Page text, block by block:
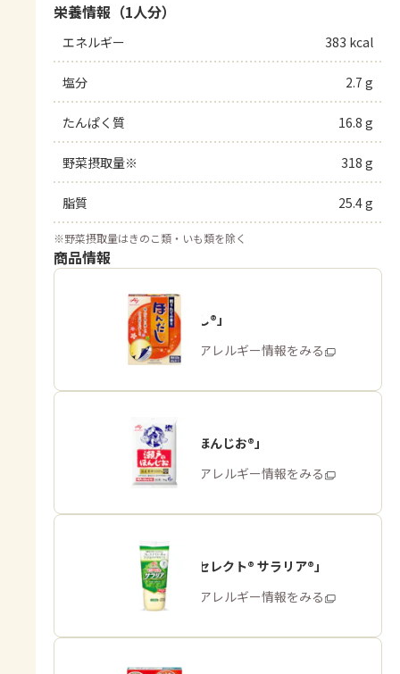
栄養情報（1人分）
エネルギー 383 kcal
塩分 2.7 g
たんぱく質 16.8 g
野菜摂取量※ 318 g
脂質 25.4 g
※野菜摂取量はきのこ類・いも類を除く
商品情報
「ほんだし®」
商品・アレルギー情報をみる
「瀬戸のほんじお®」
商品・アレルギー情報をみる
「ピュアセレクト® サラリア®」
商品・アレルギー情報をみる